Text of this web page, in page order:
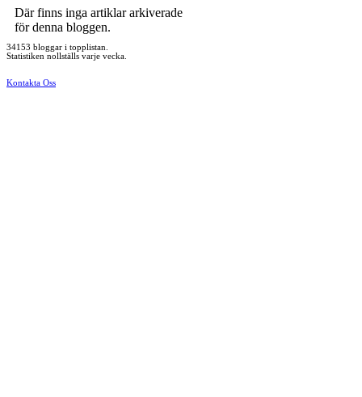
Där finns inga artiklar arkiverade
för denna bloggen.
34153 bloggar i topplistan.
Statistiken nollställs varje vecka.
Kontakta Oss